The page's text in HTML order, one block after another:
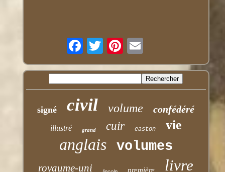
signé civil volume confédéré
illustré grand cuir easton vie
anglais volumes
royaume-uni première livre